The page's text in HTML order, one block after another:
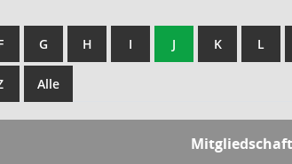
G H I J K L
Alle
Mitgliedschaft